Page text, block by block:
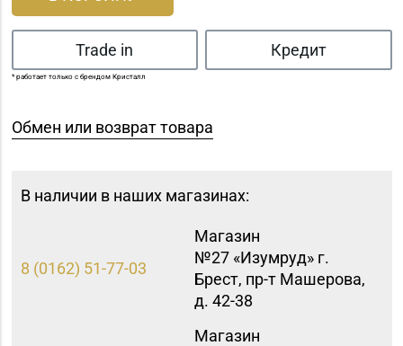
Trade in Кредит
* работает только с брендом Кристалл
Обмен или возврат товара
В наличии в наших магазинах:
8 (0162) 51-77-03
Магазин
№27 «Изумруд» г.
Брест, пр-т Машерова,
д. 42-38
Магазин